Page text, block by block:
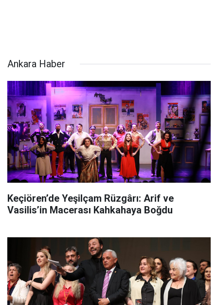
Ankara Haber
Keçiören’de Yeşilçam Rüzgârı: Arif ve
Vasilis’in Macerası Kahkahaya Boğdu